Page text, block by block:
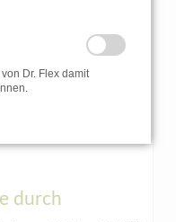
durch.
durch
Dr. Flex damit